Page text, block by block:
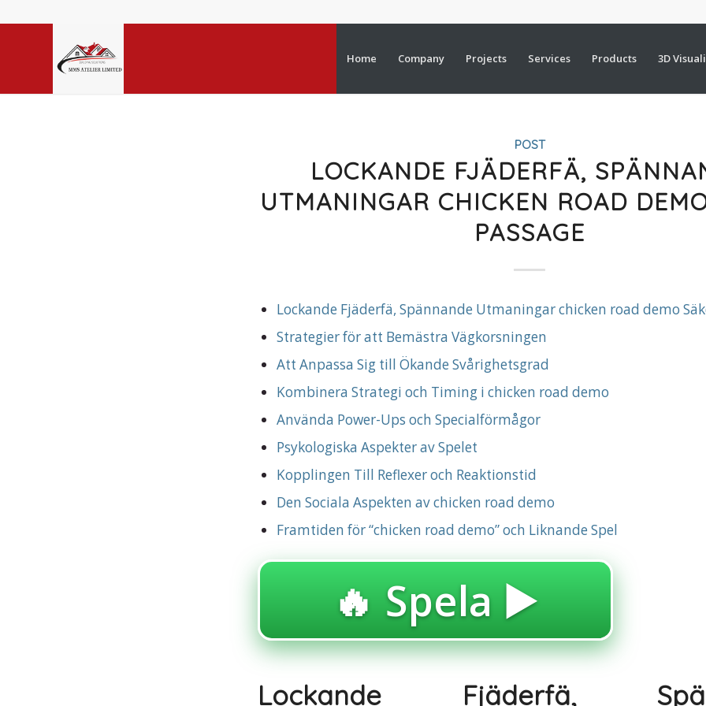
Home Company Projects Services Products 3D
POST
LOCKANDE FJÄDERFÄ,
UTMANINGAR CHICKEN ROAD
PASSAGE
Lockande Fjäderfä, Spännande Utmaningar chicken road demo
Strategier för att Bemästra Vägkorsningen
Att Anpassa Sig till Ökande Svårighetsgrad
Kombinera Strategi och Timing i chicken road demo
Använda Power-Ups och Specialförmågor
Psykologiska Aspekter av Spelet
Kopplingen Till Reflexer och Reaktionstid
Den Sociala Aspekten av chicken road demo
Framtiden för “chicken road demo” och Liknande Spel
🔥 Spela ▶️
Lockande Fjäderfä,